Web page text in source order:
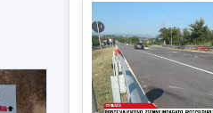
7 AGOSTO 2026
Ponte